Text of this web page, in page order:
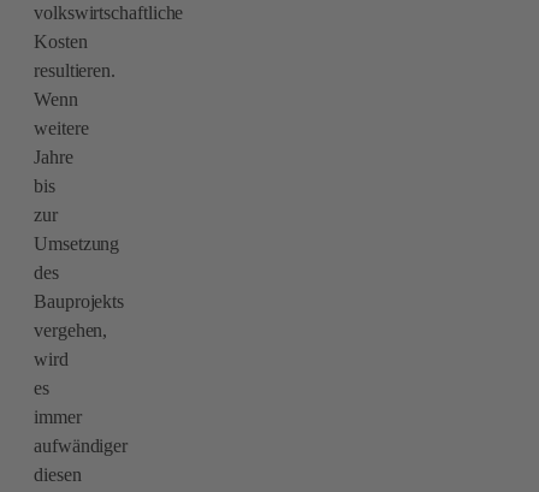
volkswirtschaftliche
Kosten
resultieren.
Wenn
weitere
Jahre
bis
zur
Umsetzung
des
Bauprojekts
vergehen,
wird
es
immer
aufwändiger
diesen